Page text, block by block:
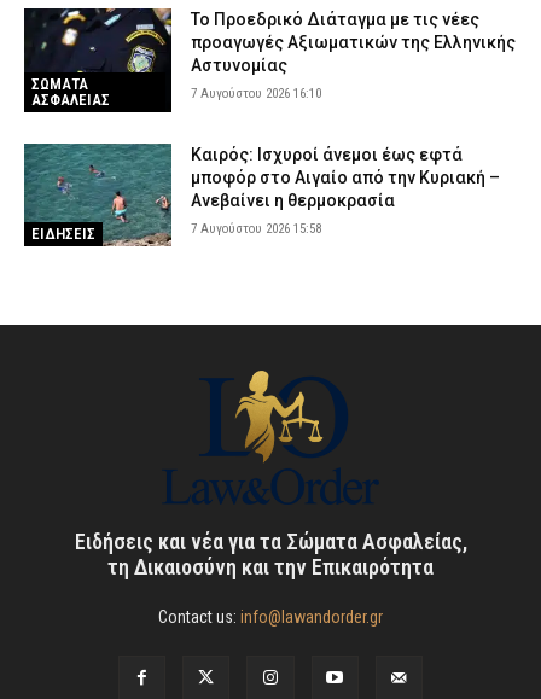
ΣΩΜΑΤΑ
ΑΣΦΑΛΕΙΑΣ
Το Προεδρικό Διάταγμα με τις νέες
προαγωγές Αξιωματικών της Ελληνικής
Αστυνομίας
7 Αυγούστου 2026 16:10
ΕΙΔΗΣΕΙΣ
Καιρός: Ισχυροί άνεμοι έως εφτά
μποφόρ στο Αιγαίο από την Κυριακή –
Ανεβαίνει η θερμοκρασία
7 Αυγούστου 2026 15:58
Ειδήσεις και νέα για τα Σώματα Ασφαλείας,
τη Δικαιοσύνη και την Επικαιρότητα
Contact us: info@lawandorder.gr